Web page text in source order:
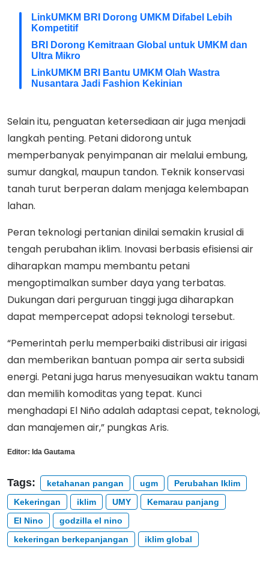
LinkUMKM BRI Dorong UMKM Difabel Lebih
Kompetitif
BRI Dorong Kemitraan Global untuk UMKM dan
Ultra Mikro
LinkUMKM BRI Bantu UMKM Olah Wastra
Nusantara Jadi Fashion Kekinian
Selain itu, penguatan ketersediaan air juga menjadi
langkah penting. Petani didorong untuk
memperbanyak penyimpanan air melalui embung,
sumur dangkal, maupun tandon. Teknik konservasi
tanah turut berperan dalam menjaga kelembapan
lahan.
Peran teknologi pertanian dinilai semakin krusial di
tengah perubahan iklim. Inovasi berbasis efisiensi air
diharapkan mampu membantu petani
mengoptimalkan sumber daya yang terbatas.
Dukungan dari perguruan tinggi juga diharapkan
dapat mempercepat adopsi teknologi tersebut.
“Pemerintah perlu memperbaiki distribusi air irigasi
dan memberikan bantuan pompa air serta subsidi
energi. Petani juga harus menyesuaikan waktu tanam
dan memilih komoditas yang tepat. Kunci
menghadapi El Niño adalah adaptasi cepat, teknologi,
dan manajemen air,” pungkas Aris.
Editor: Ida Gautama
Tags: ketahanan pangan ugm
Perubahan Iklim
Kekeringan
iklim UMY
Kemarau panjang
El Nino
godzilla el nino
kekeringan berkepanjangan
iklim global